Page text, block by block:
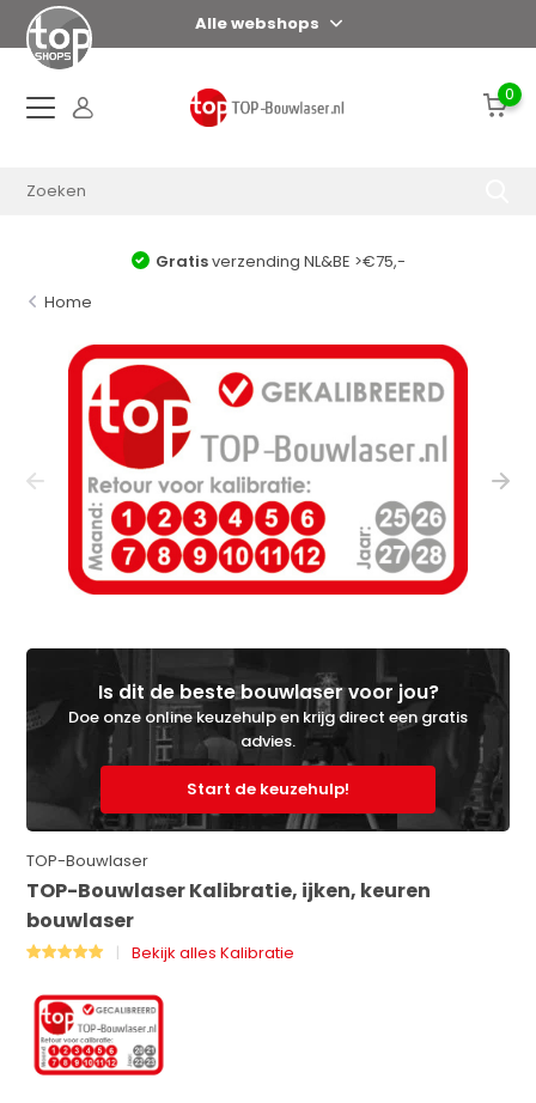
Alle webshops
0
Gratisverzending NL&BE >€75,-
Home
Is dit de beste bouwlaser voor jou?
Doe onze online keuzehulp en krijg direct een gratis
advies.
Start de keuzehulp!
TOP-Bouwlaser
TOP-Bouwlaser Kalibratie, ijken, keuren
bouwlaser
Bekijk alles Kalibratie